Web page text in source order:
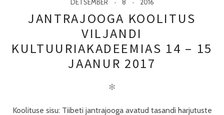
DETSEMBER 8 2016
JANTRAJOOGA KOOLITUS
VILJANDI
KULTUURIAKADEEMIAS 14 – 15
JAANUR 2017
✻
Koolituse sisu: Tiibeti jantrajooga avatud tasandi harjutuste